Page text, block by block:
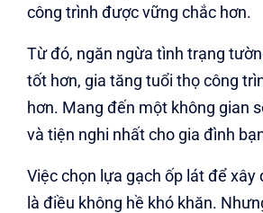
công trình được vững chắc hơn.
Từ đó, ngăn ngừa tình trạng
tốt hơn, gia tăng tuổi thọ công
hơn. Mang đến một không gian
và tiện nghi nhất cho gia đình
Việc chọn lựa gạch ốp lát để xây
là điều không hề khó khăn.